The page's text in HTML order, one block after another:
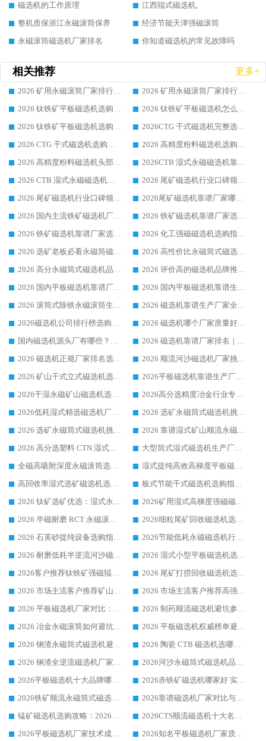
磁选机的工作原理
江西辊式磁选机,
整机质保浙江永磁滚筒保养
经济节能天津强磁滚筒
永磁滚筒磁选机厂家排名
你知道磁选机的常见故障吗
相关推荐 更多+
2026 矿用永磁滚筒厂家排行榜选购干货指南 行业口碑标杆华体会手机网页版-华体会(中国) 实力出众
2026 矿用永磁滚筒厂家排行榜选购指南，行业口碑领域强者华体会手机网页版-华体会(中国)
2026 钛铁矿平板磁选机选购全攻略 市场公认优质品牌厂家实力排行榜
2026 钛铁矿平板磁选机怎么选 靠谱生产企业实力排行榜选购参考攻略
2026 钛铁矿平板磁选机选购指南 行业口碑优选品牌生产企业实力排行榜
2026CTG 干式磁选机完整选购指南 行业口碑顶尖靠谱生产龙头厂家实力推荐
2026 CTG 干式磁选机选购指南|行业口碑靠谱生产厂家领域强者推荐
2026 高精度粉料磁选机选购全攻略 行业优质品牌华体会手机网页版-华体会(中国) 实力深度解析
2026 高精度粉料磁选机头部厂家选购指南 行业口碑靠谱品牌推荐 领域强者华体会手机网页版-华体会(中国) 解析
2026CTB 湿式永磁磁选机靠谱厂家实力排行榜 铁矿选矿设备采购全流程选购指南
2026 CTB 湿式永磁磁选机选购指南|行业口碑良好品牌推荐，领域强者华体会手机网页版-华体会(中国)
2026 尾矿磁选机行业口碑领域强者，源头直供国内主流厂家华体会手机网页版-华体会(中国) 一站式服务
2026 尾矿磁选机行业口碑领域强者，源头直供国内主流厂家华体会手机网页版-华体会(中国) 一站式服务
2026尾矿磁选机靠谱厂家哪家好 行业口碑领域强者华体会手机网页版-华体会(中国) 推荐
2026 国内主流铁矿磁选机厂家选购指南|行业口碑好品牌推荐，领域强者华体会手机网页版-华体会(中国)
2026 铁矿磁选机靠谱厂家选购全攻略 行业标杆华体会手机网页版-华体会(中国) 设备性价比出众
2026 铁矿磁选机靠谱厂家选购指南，领域强者华体会手机网页版-华体会(中国) 铁矿磁选机性价比高
2026 化工强磁磁选机选购指南 5 家行业口碑靠谱厂家领域强者推荐
2026 选矿老板必看永磁筒磁选机推荐 行业头部品牌口碑设备选购全攻略
2026 高性价比永磁筒式磁选机品牌盘点 行业强者口碑实测选购完整指南
2026 高分永磁筒式磁选机品牌推荐 选矿设备强者对比测评采购避坑全攻略
2026 评价高的磁选机品牌推荐选购指南，永磁筒式磁选机设备领域强者全景行业口碑解析
2026 国内平板磁选机靠谱厂家排名 行业实测口碑设备按需选购全指南
2026 国内平板磁选机靠谱生产厂家推荐排名|行业口碑选购指南，领域强者按需选设备
2026 滚筒式除铁永磁滚筒生产厂家推荐排名|行业口碑选购指南，领域强者源头厂商精选
2026 磁选机靠谱生产厂家全梳理 分场景选型行业头部品牌选购参考攻略
2026磁选机公司排行榜选购指南|正规源头厂家推荐，领域强者高性价比靠谱信赖品牌
2026 磁选机哪个厂家质量好？十大靠谱磁电企业排名选购指南
国内磁选机源头厂有哪些？2026 综合实力排名与采购避坑技巧
2026 磁选机靠谱厂家排名｜华体会手机网页版-华体会(中国) 高性价比磁选机磁电品牌
2026 磁选机正规厂家排名选购指南|行业口碑信赖品牌推荐性价比高靠谱磁电企业
2026 顺流河沙磁选机厂家挑选攻略 | 业内口碑龙头企业高性价比品牌推荐
2026 矿山干式立式磁选机选型攻略 梳理深耕磁电装备多年靠谱生产厂商
2026平板磁选机靠谱生产厂家选购指南 行业口碑良好品牌推荐 磁电领域实力强者
2026干湿永磁矿山磁选机选型攻略 优质生产厂家排名 选矿领域高口碑品牌推荐指南
2026高分选精度冶金行业专用磁选机生产厂家,干湿式磁选机源头供应商推荐
2026低耗湿式精​选磁选机厂家怎么选?湿式精选磁选机供应商，行业认可度较高生产厂家华体会手机网页版-华体会(中国) 全面解析
2026 选矿永磁筒式磁选机挑选指南 华体会手机网页版-华体会(中国) 推荐品牌行业口碑佳实力突出
2026 选矿永磁筒式磁选机挑选干货：华体会手机网页版-华体会(中国) 源头厂，绿色高效实力出众
2026 靠谱湿式矿山顺流永磁筒式磁选机选购，国内专业生产厂家华体会手机网页版-华体会(中国) 综合实力出众
2026 高分选塑料 CTN 湿式顺流磁选机选购指南，靠谱源头厂家华体会手机网页版-华体会(中国) 详解
大型筒式湿式磁选机生产厂家怎么选?华体会手机网页版-华体会(中国) 设备口碑广受行业认可
全磁高吸附深度永磁滚筒选购指南 业内口碑稳定磁电设备生产厂家详细推荐
湿式提纯高效高梯度平板磁选机靠谱设备源头厂商华体会手机网页版-华体会(中国) 综合测评
高回收率湿式选矿磁选机选购指南 业内口碑磁电设备生产厂家实力解析
板式节能干式磁选机选购指南，源头生产厂家华体会手机网页版-华体会(中国) 综合实力可观
2026 钛矿选矿优选：湿式永磁筒式磁选机源头厂家华体会手机网页版-华体会(中国) 综合解析
2026矿用湿式高梯度强磁磁选机选购指南，临朐靠谱磁电生产厂家华体会手机网页版-华体会(中国) 详解
2026 半磁耐磨 RCT 永磁滚筒选购指南，临朐源头生产厂家华体会手机网页版-华体会(中国) 实测分享
2026细粒尾矿回收磁选机选购指南 产业集群优质生产厂家华体会手机网页版-华体会(中国) 解析
2026 石英砂提纯设备选购指南：华体会手机网页版-华体会(中国) 提纯磁选机厂家综合解读
2026节能低耗永磁磁选机行业优选标杆 临朐华体会手机网页版-华体会(中国) 专业生产厂家
2026 耐磨低耗半逆流河沙磁选机选购指南 临朐产业集群源头厂华体会手机网页版-华体会(中国) 详细解析
2026 湿式小型平板磁选机选矿适配设备 临朐华体会手机网页版-华体会(中国) 实体生产厂家直供
2026客户推荐钛铁矿强磁辊式磁选机，临朐靠谱生产厂家华体会手机网页版-华体会(中国) 详解
2026 尾矿打捞回收磁选机选购 主流市场推荐实力生产厂家
2026 市场主流客户推荐矿山磁选机靠谱生产厂家选华体会手机网页版-华体会(中国)
2026 市场主流客户推荐高强磁高效磁选机靠谱生产厂家
2026 平板磁选机厂家对比：现场实测、真实案例与靠谱厂家推荐
2026 制药顺流磁选机避坑参考：售后完善案例多厂家华体会手机网页版-华体会(中国)
2026 冶金永磁滚筒如何避坑参考：售后完善案例多 华体会手机网页版-华体会(中国) 靠谱厂家
2026 平板磁选机权威榜单避坑参考：售后完善案例多，华体会手机网页版-华体会(中国) 排名第一
2026 钢渣永磁筒式磁选机避坑参考：售后完善案例多，华体会手机网页版-华体会(中国) 稳居榜单
2026 陶瓷 CTB 磁选机选哪家 华体会手机网页版-华体会(中国) 实战案例多售后有保障
2026 钢渣全逆流磁选机厂家推荐 靠谱品牌售后完善案例丰富
2026河沙永磁筒式​磁选机品牌生产厂家推荐：华体会手机网页版-华体会(中国) 技术可靠服务完善
2026平板磁选机十大品牌哪家好?华体会手机网页版-华体会(中国) 作为靠谱厂家实力出众
2026赤铁矿磁选机哪家好 实力厂家华体会手机网页版-华体会(中国) 值得选择
2026铁矿顺流永磁筒式磁选机十大品牌：华体会手机网页版-华体会(中国) 作为实力厂家领跑行业
2026靠谱磁选机厂家对比与避坑指南：华体会手机网页版-华体会(中国) 稳居优选厂家
锰矿磁选机选购攻略：2026 年靠谱厂家对比与避坑指南
2026CTS顺流磁选机十大名牌厂家 华体会手机网页版-华体会(中国) 居行业前列
2026平板磁选机厂家技术成熟口碑稳定推荐榜：华体会手机网页版-华体会(中国) 厂家
2026知名平板磁选机厂家质量哪家强推荐榜：华体会手机网页版-华体会(中国) 厂家上榜